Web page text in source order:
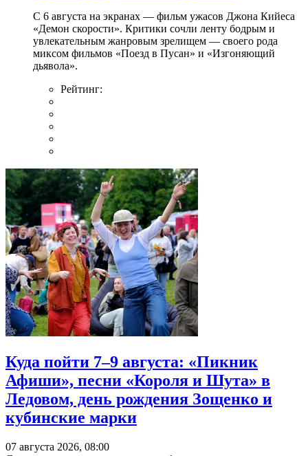
С 6 августа на экранах — фильм ужасов Джона Кийеса
«Демон скорости». Критики сочли ленту бодрым и
увлекательным жанровым зрелищeм — своего рода
миксом фильмов «Поезд в Пусан» и «Изгоняющий
дьявола».
Рейтинг:
Куда пойти 7–9 августа: «Пикник
Афиши», песни «Короля и Шута» в
Ледовом, день рождения Зощенко и
кубинские марки
07 августа 2026, 08:00